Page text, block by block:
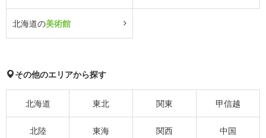
北海道の美術館
その他のエリアから探す
北海道 東北 関東 甲信越
北陸 東海 関西 中国